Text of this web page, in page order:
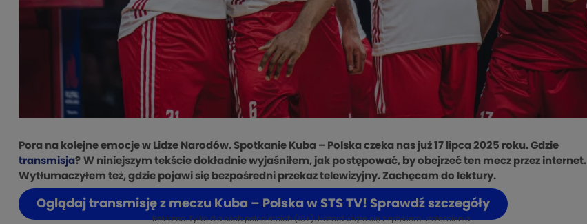
Pora na kolejne emocje w Lidze Narodów. Spotkanie Kuba – Polska czeka nas już 17 lipca 2025 roku. Gdzie
transmisja? W niniejszym tekście dokładnie wyjaśniłem, jak postępować, by obejrzeć ten mecz przez internet.
Wytłumaczyłem też, gdzie pojawi się bezpośredni przekaz telewizyjny. Zachęcam do lektury.
Oglądaj transmisję z meczu Kuba – Polska w STS TV! Sprawdź szczegóły
Reklama. Tylko dla osób pełnoletnich (18+). Hazard wiąże się z ryzykiem uzależnienia.